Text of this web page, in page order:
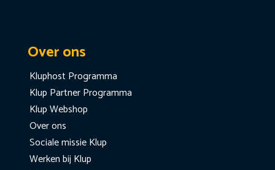
Over ons
Kluphost Programma
Klup Partner Programma
Klup Webshop
Over ons
Sociale missie Klup
Werken bij Klup